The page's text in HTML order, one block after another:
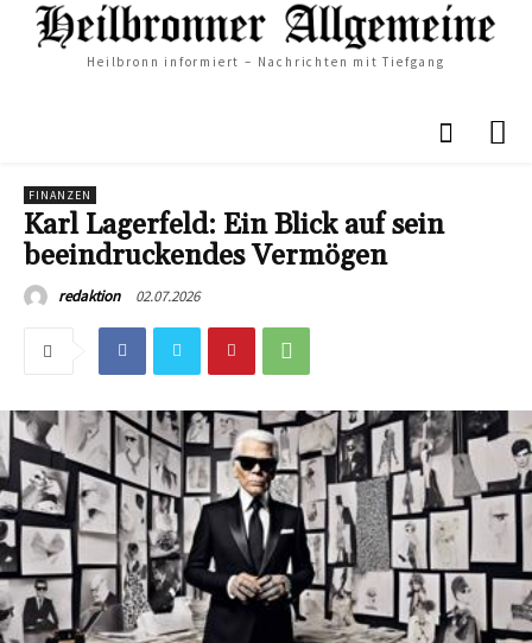
Heilbronn informiert – Nachrichten mit Tiefgang
FINANZEN
Karl Lagerfeld: Ein Blick auf sein
beeindruckendes Vermögen
redaktion 02.07.2026